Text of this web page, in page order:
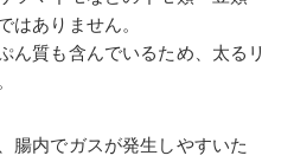
はありません。
ん質も含んでいるため、太るリ
腸内でガスが発生しやすいた